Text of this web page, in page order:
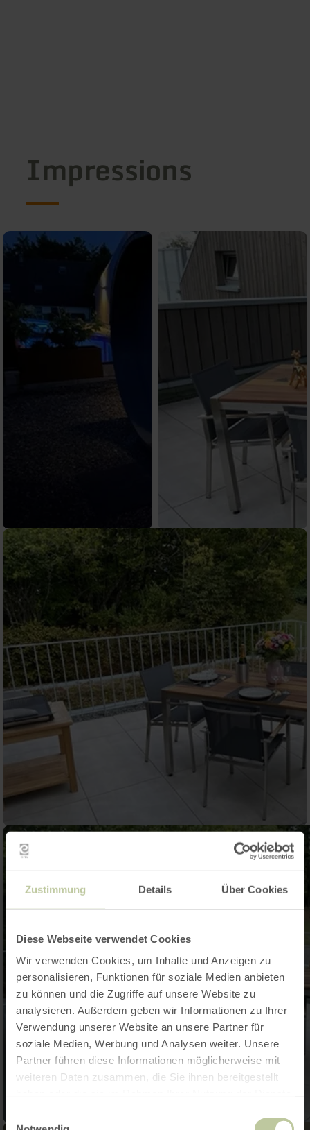
Zustimmung Details Über Cookies
Diese Webseite verwendet Cookies
Wir verwenden Cookies, um Inhalte und Anzeigen zu
personalisieren, Funktionen für soziale Medien anbieten
zu können und die Zugriffe auf unsere Website zu
analysieren. Außerdem geben wir Informationen zu Ihrer
Verwendung unserer Website an unsere Partner für
soziale Medien, Werbung und Analysen weiter. Unsere
Partner führen diese Informationen möglicherweise mit
weiteren Daten zusammen, die Sie ihnen bereitgestellt
Impressions